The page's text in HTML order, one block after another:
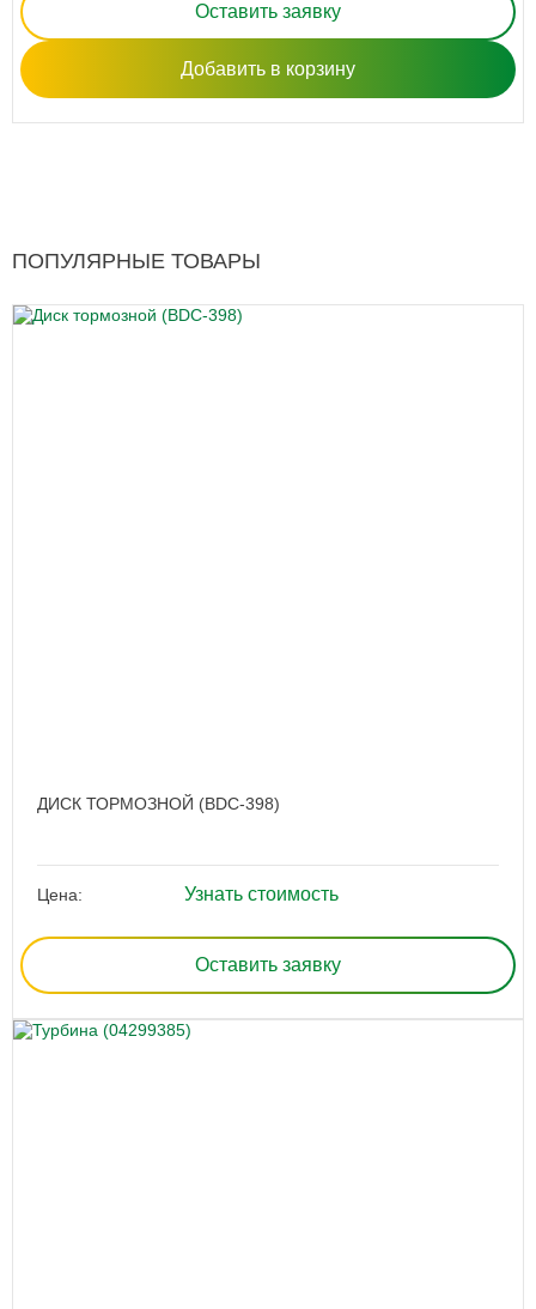
Оставить заявку
Добавить в корзину
ПОПУЛЯРНЫЕ ТОВАРЫ
ДИСК ТОРМОЗНОЙ (BDC-398)
Цена: Узнать стоимость
Оставить заявку